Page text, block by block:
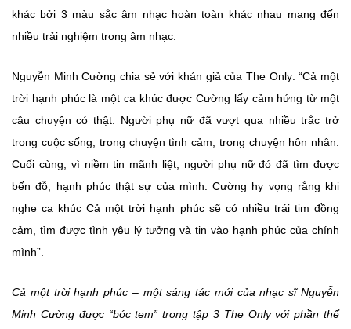
khác bởi 3 màu sắc âm nhạc hoàn toàn khác nhau mang đến
nhiều trải nghiệm trong âm nhạc.
Nguyễn Minh Cường chia sẻ với khán giả của The Only: “Cả một
trời hạnh phúc là một ca khúc được Cường lấy cảm hứng từ một
câu chuyện có thật. Người phụ nữ đã vượt qua nhiều trắc trở
trong cuộc sống, trong chuyện tình cảm, trong chuyện hôn nhân.
Cuối cùng, vì niềm tin mãnh liệt, người phụ nữ đó đã tìm được
bến đỗ, hạnh phúc thật sự của mình. Cường hy vọng rằng khi
nghe ca khúc Cả một trời hạnh phúc sẽ có nhiều trái tim đồng
cảm, tìm được tình yêu lý tưởng và tin vào hạnh phúc của chính
mình”.
Cả một trời hạnh phúc – một sáng tác mới của nhạc sĩ Nguyễn
Minh Cường được “bóc tem” trong tập 3 The Only với phần thể